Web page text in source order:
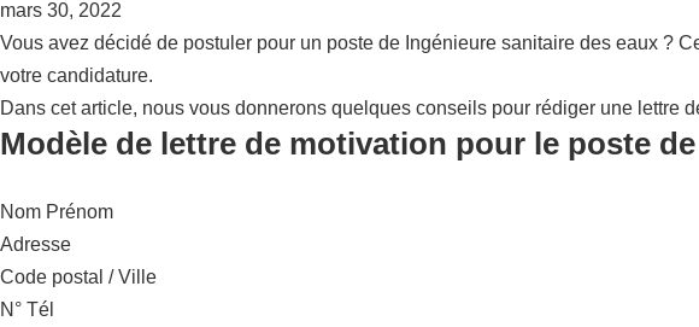
mars 30, 2022
Vous avez décidé de postuler pour un poste de Ingénieure sanitaire des eaux ?
votre candidature.
Dans cet article, nous vous donnerons quelques conseils pour rédiger une lettre
Modèle de lettre de motivation pour le poste
Nom Prénom
Adresse
Code postal / Ville
N° Tél